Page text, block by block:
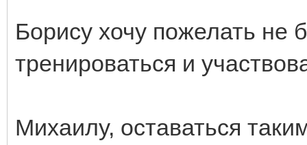
Борису хочу пожелать не
тренироваться и
Михаилу, оставаться